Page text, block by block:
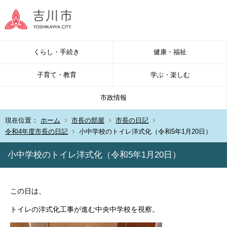
くらし・手続き 健康・福祉
子育て・教育 学ぶ・楽しむ
市政情報
現在位置： ホーム 市長の部屋
市長の日記
令和4年度市長の日記
小中学校のトイレ洋式化（令和5年1月20日）
小中学校のトイレ洋式化（令和5年1月20日）
この日は、
トイレの洋式化工事が進む中央中学校を視察。